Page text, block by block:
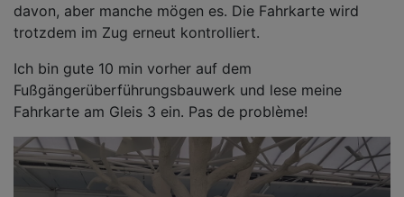
davon, aber manche mögen es. Die Fahrkarte wird
trotzdem im Zug erneut kontrolliert.
Ich bin gute 10 min vorher auf dem
Fußgängerüberführungsbauwerk und lese meine
Fahrkarte am Gleis 3 ein. Pas de problème!